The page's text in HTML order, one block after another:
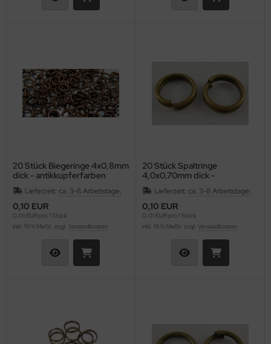
20 Stück Biegeringe 4x0,8mm
dick - antikkupferfarben
Lieferzeit: ca. 3-8 Arbeitstage;
0,10 EUR
0,01 EUR pro 1 Stück
inkl. 19 % MwSt. zzgl. Versandkosten
20 Stück Spaltringe
4,0x0,70mm dick -
antikbronzefarben
Lieferzeit: ca. 3-8 Arbeitstage;
0,10 EUR
0,01 EUR pro 1 Stück
inkl. 19 % MwSt. zzgl. Versandkosten